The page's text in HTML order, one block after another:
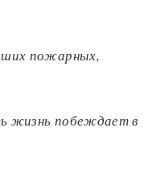
пожарных,
жизнь побеждает в